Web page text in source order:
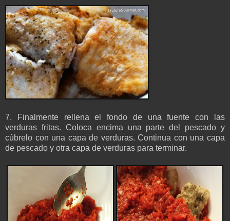
7. Finalmente rellena el fondo de una fuente con las
verduras fritas. Coloca encima una parte del pescado y
cúbrelo con una capa de verduras. Continua con una capa
de pescado y otra capa de verduras para terminar.